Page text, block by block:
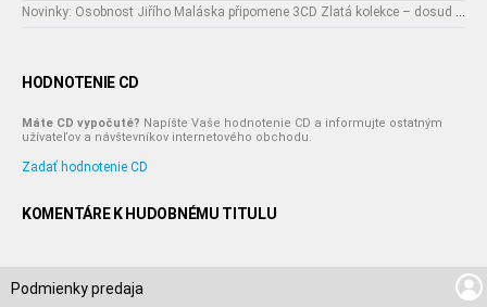
Novinky: Osobnost Jiřího Maláska připomene 3CD Zlatá kolekce – dosud nejobsáhlejší soubor nahrávek legendárního umělce!
HODNOTENIE CD
Máte CD vypočuté? Napíšte Vaše hodnotenie CD a informujte ostatným
užívateľov a návštevníkov internetového obchodu.
Zadať hodnotenie CD
KOMENTÁRE K HUDOBNÉMU TITULU
Podmienky predaja